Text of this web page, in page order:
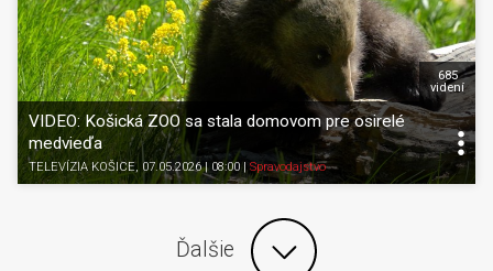
VIDEO: Košická ZOO sa stala domovom pre osirelé
medvieďa
TELEVÍZIA KOŠICE, 07.05.2026 | 08:00| Spravodajstvo
685
videní
Ďalšie